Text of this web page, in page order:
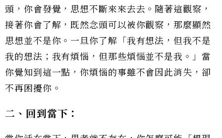
頭，你會發覺，思想不斷來來去去。隨著這觀察，
接著你會了解，既然念頭可以被你觀察，那麼顯然
思想並不是你。一旦你了解「我有想法，但我不是
我的想法；我有煩惱，但那些煩惱並不是我。」當
你覺知到這一點，你煩惱的事雖不會因此消失，卻
不再困擾你。
二、回到當下：